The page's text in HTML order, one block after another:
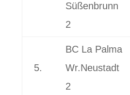
Süßenbrunn
2
5.
BC La Palma
Wr.Neustadt
2